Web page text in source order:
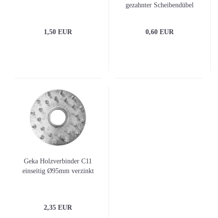
1,50 EUR
gezahnter Scheibendübel
0,60 EUR
Geka Holzverbinder C11
einseitig Ø95mm verzinkt
2,35 EUR